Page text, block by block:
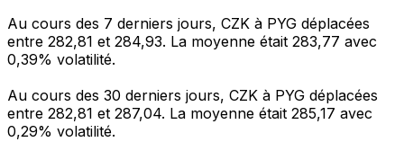
Au cours des 7 derniers jours, CZK à PYG déplacées
entre 282,81 et 284,93. La moyenne était 283,77 avec
0,39% volatilité.
Au cours des 30 derniers jours, CZK à PYG déplacées
entre 282,81 et 287,04. La moyenne était 285,17 avec
0,29% volatilité.